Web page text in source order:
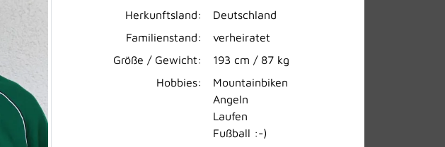
Herkunftsland:
Deutschland
Familienstand:
verheiratet
Größe / Gewicht:
193 cm / 87 kg
Hobbies:
Mountainbiken
Angeln
Laufen
Fußball :-)